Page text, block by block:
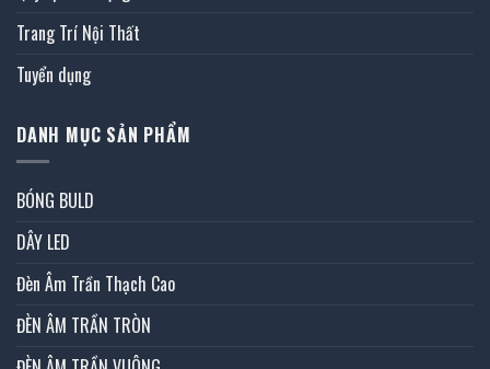
Trang Trí Nội Thất
Tuyển dụng
DANH MỤC SẢN PHẨM
BÓNG BULD
DÂY LED
Đèn Âm Trần Thạch Cao
ĐÈN ÂM TRẦN TRÒN